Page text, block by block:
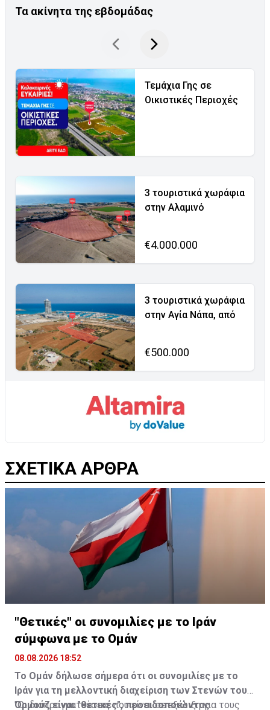
Τα ακίνητα της εβδομάδας
Τεμάχια Γης σε
Οικιστικές Περιοχές
3 τουριστικά χωράφια
στην Αλαμινό
€4.000.000
3 τουριστικά χωράφια
στην Αγία Νάπα, από
€500.000
ΣΧΕΤΙΚΑ ΑΡΘΡΑ
"Θετικές" οι συνομιλίες με το Ιράν
σύμφωνα με το Ομάν
08.08.2026 18:52
Το Ομάν δήλωσε σήμερα ότι οι συνομιλίες με το
Ιράν για τη μελλοντική διαχείριση των Στενών του
Ορμούζ είναι "θετικές", προειδοποιώντας
"Οι διαπραγματεύσεις που είναι σε εξέλιξη για τους